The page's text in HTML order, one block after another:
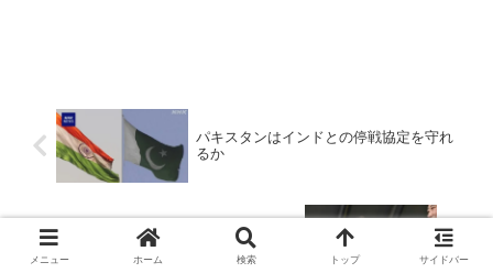
パキスタンはインドとの停戦協定を守れ
るか
支那と台湾両方に「謝謝」と言う次期韓
国大統領
メニュー ホーム 検索 トップ サイドバー